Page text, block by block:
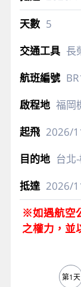
5
長
福岡
2026/
台北
2026/
※如遇航空
之權力，並
第1天